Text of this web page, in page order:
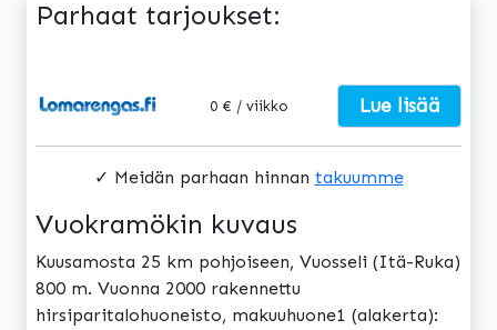
Parhaat tarjoukset:
0 € / viikko Lue lisää
✓ Meidän parhaan hinnan takuumme
Vuokramökin kuvaus
Kuusamosta 25 km pohjoiseen, Vuosseli (Itä-Ruka)
800 m. Vuonna 2000 rakennettu
hirsiparitalohuoneisto, makuuhuone1 (alakerta):